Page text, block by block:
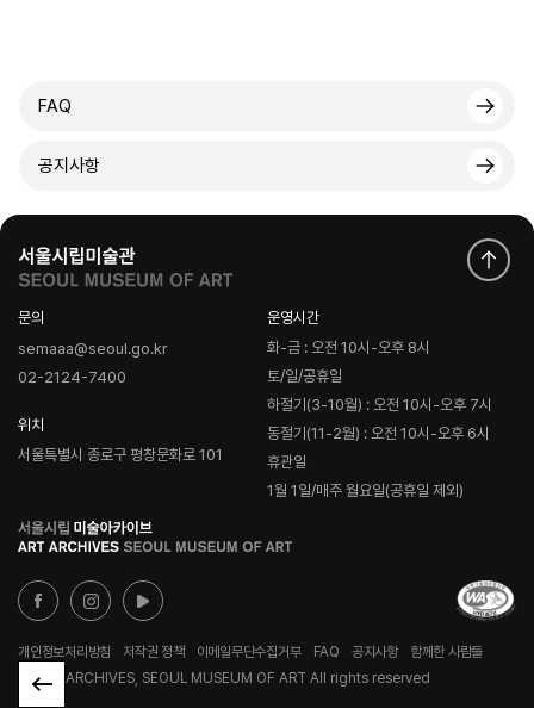
FAQ
공지사항
문의
semaaa@seoul.go.kr
02-2124-7400
위치
서울특별시 종로구 평창문화로 101
운영시간
화-금 : 오전 10시-오후 8시
토/일/공휴일
하절기(3-10월) : 오전 10시-오후 7시
동절기(11-2월) : 오전 10시-오후 6시
휴관일
1월 1일/매주 월요일(공휴일 제외)
로
고
개인정보처리방침 저작권 정책 이메일무단수집거부 FAQ 공지사항
함께한 사람들
© ART ARCHIVES, SEOUL MUSEUM OF ART All rights reserved